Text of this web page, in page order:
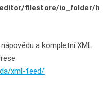
filestore/io_folder/h
a kompletní XML
xml-feed/